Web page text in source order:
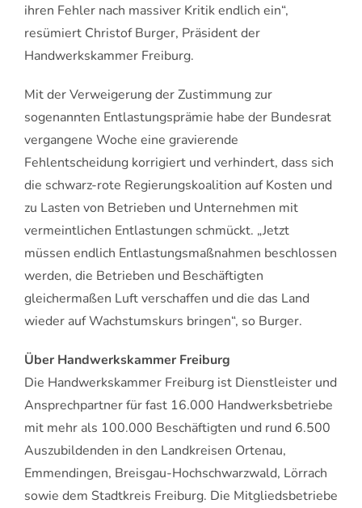
ihren Fehler nach massiver Kritik endlich ein“,
resümiert Christof Burger, Präsident der
Handwerkskammer Freiburg.
Mit der Verweigerung der Zustimmung zur
sogenannten Entlastungsprämie habe der Bundesrat
vergangene Woche eine gravierende
Fehlentscheidung korrigiert und verhindert, dass sich
die schwarz-rote Regierungskoalition auf Kosten und
zu Lasten von Betrieben und Unternehmen mit
vermeintlichen Entlastungen schmückt. „Jetzt
müssen endlich Entlastungsmaßnahmen beschlossen
werden, die Betrieben und Beschäftigten
gleichermaßen Luft verschaffen und die das Land
wieder auf Wachstumskurs bringen“, so Burger.
Über Handwerkskammer Freiburg
Die Handwerkskammer Freiburg ist Dienstleister und
Ansprechpartner für fast 16.000 Handwerksbetriebe
mit mehr als 100.000 Beschäftigten und rund 6.500
Auszubildenden in den Landkreisen Ortenau,
Emmendingen, Breisgau-Hochschwarzwald, Lörrach
sowie dem Stadtkreis Freiburg. Die Mitgliedsbetriebe